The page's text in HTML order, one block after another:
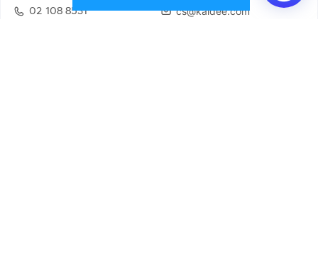
02 108 8531
cs@kaidee.com